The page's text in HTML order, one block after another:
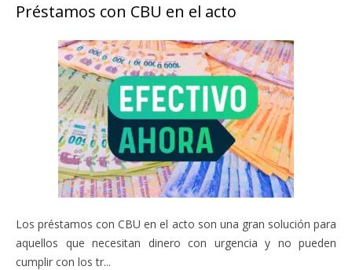
Préstamos con CBU en el acto
Los préstamos con CBU en el acto son una gran solución para
aquellos que necesitan dinero con urgencia y no pueden
cumplir con los tr...